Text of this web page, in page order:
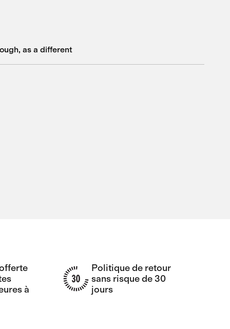
as a different
à
Politique de retour
sans risque de 30
jours